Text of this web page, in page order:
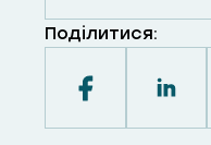
Поділитися: